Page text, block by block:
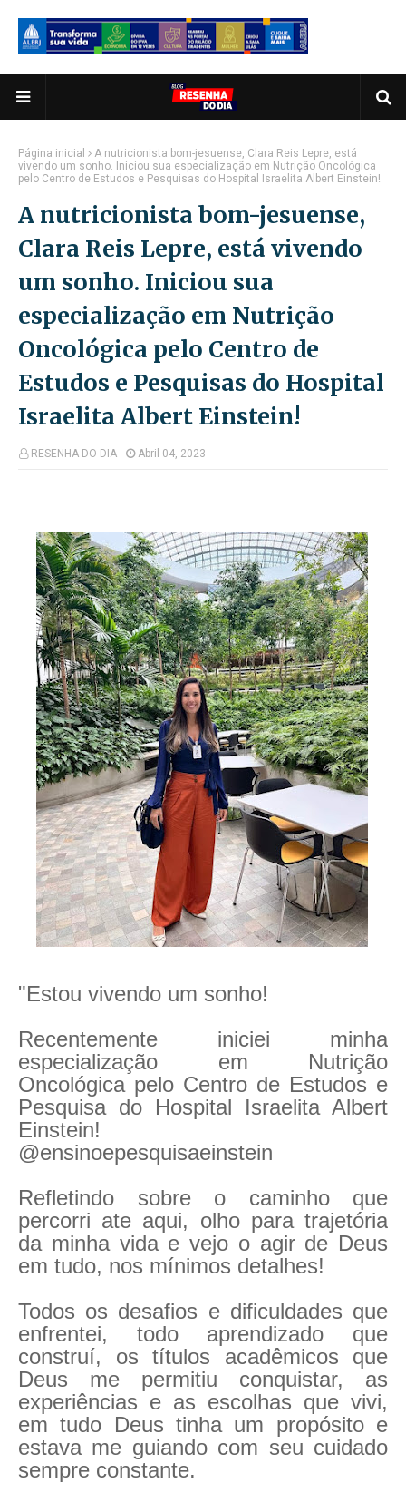
Página inicial
A nutricionista bom-jesuense, Clara Reis Lepre, está
vivendo um sonho. Iniciou sua especialização em Nutrição Oncológica
pelo Centro de Estudos e Pesquisas do Hospital Israelita Albert Einstein!
A nutricionista bom-jesuense,
Clara Reis Lepre, está vivendo
um sonho. Iniciou sua
especialização em Nutrição
Oncológica pelo Centro de
Estudos e Pesquisas do Hospital
Israelita Albert Einstein!
RESENHA DO DIA Abril 04, 2023
"Estou vivendo um sonho!
Recentemente iniciei minha
especialização em Nutrição
Oncológica pelo Centro de Estudos e
Pesquisa do Hospital Israelita Albert
Einstein!
@ensinoepesquisaeinstein
Refletindo sobre o caminho que
percorri ate aqui, olho para trajetória
da minha vida e vejo o agir de Deus
em tudo, nos mínimos detalhes!
Todos os desafios e dificuldades que
enfrentei, todo aprendizado que
construí, os títulos acadêmicos que
Deus me permitiu conquistar, as
experiências e as escolhas que vivi,
em tudo Deus tinha um propósito e
estava me guiando com seu cuidado
sempre constante.